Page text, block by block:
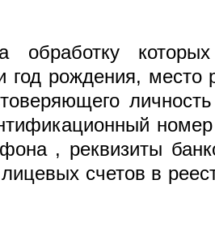
которых
рождения, место
, реквизиты
счетов в